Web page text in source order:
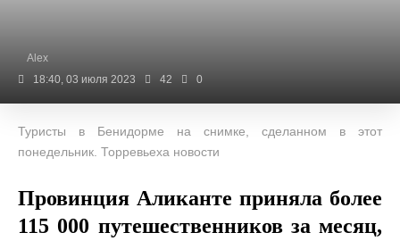
Alex
18:40, 03 июля 2023
42 0
Туристы в Бенидорме на снимке, сделанном в этот
понедельник. Торревьеха новости
Провинция Аликанте приняла более
115 000 путешественников за месяц,